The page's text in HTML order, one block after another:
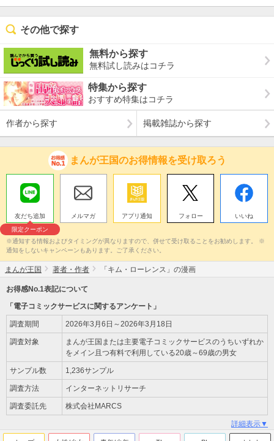
その他で探す
無料から探す
無料試し読みはコチラ
特集から探す
おすすめ特集はコチラ
作者から探す 掲載雑誌から探す
まんが王国のお得情報を受け取ろう
友だち追加
限定クーポン
メルマガ アプリ通知 フォロー いいね
※通知する情報およびタイミングが異なりますので、併せて受け取ることをお勧めします。 ※
通知をしないキャンペーンもあります。ご了承ください。
まんが王国 著者・作者 「キム・ローレンス」の漫画
お得感No.1表記について
「電子コミックサービスに関するアンケート」
調査期間 2026年3月6日～2026年3月18日
調査対象
まんが王国または主要電子コミックサービスのうちいずれか
をメイン且つ有料で利用している20歳～69歳の男女
サンプル数 1,236サンプル
調査方法 インターネットリサーチ
調査委託先 株式会社MARCS
詳細表示▼